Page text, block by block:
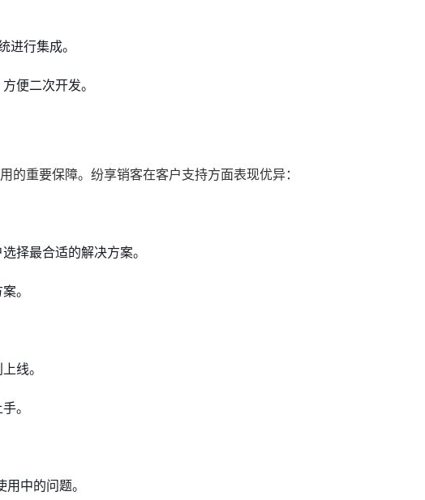
进行集成。
便二次开发。
重要保障。纷享销客在客户支持方面表现优异：
择最合适的解决方案。
。
线。
。
中的问题。